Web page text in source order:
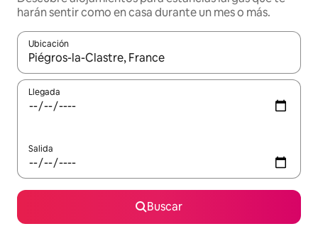
harán sentir como en casa durante un mes o más.
Ubicación
Cuando los resultados estén disponibles, podrás navegar
Llegada
Salida
Buscar